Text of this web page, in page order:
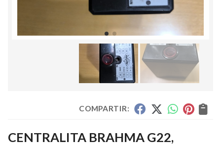
COMPARTIR:
CENTRALITA BRAHMA G22,